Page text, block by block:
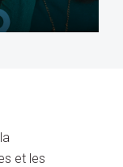
et les